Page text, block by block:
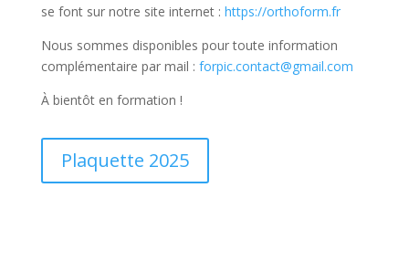
se font sur notre site internet : https://orthoform.fr
Nous sommes disponibles pour toute information
complémentaire par mail : forpic.contact@gmail.com
À bientôt en formation !
Plaquette 2025